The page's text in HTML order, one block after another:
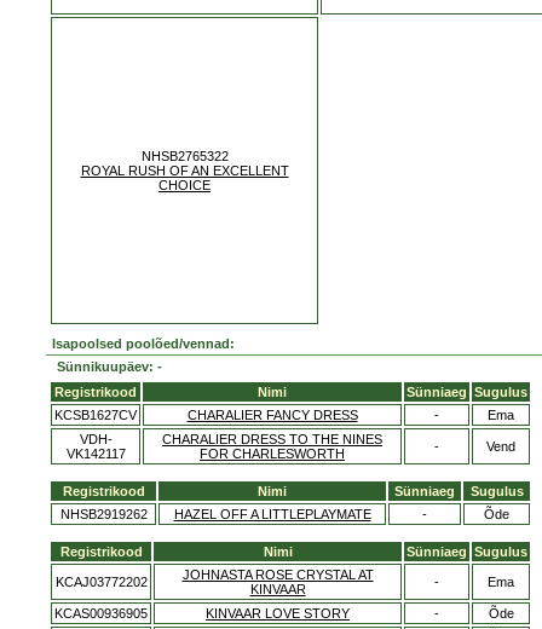
NHSB2765322
ROYAL RUSH OF AN EXCELLENT
CHOICE
Isapoolsed poolõed/vennad:
Sünnikuupäev: -
Registrikood
Nimi Sünniaeg Sugulus
KCSB1627CV
CHARALIER FANCY DRESS -
Ema
VDH-
VK142117
CHARALIER DRESS TO THE NINES
FOR CHARLESWORTH
- Vend
Registrikood Nimi Sünniaeg
Sugulus
NHSB2919262
HAZEL OFF A LITTLEPLAYMATE - Õde
Registrikood Nimi Sünniaeg Sugulus
KCAJ03772202
JOHNASTA ROSE CRYSTAL AT
KINVAAR
- Ema
KCAS00936905 KINVAAR LOVE STORY -
Õde